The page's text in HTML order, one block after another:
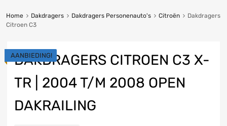
Home Dakdragers Dakdragers Personenauto's Citroën
Dakdragers
Citroen C3
DAKDRAGERS CITROEN C3 X-
TR | 2004 T/M 2008 OPEN
DAKRAILING
AANBIEDING!